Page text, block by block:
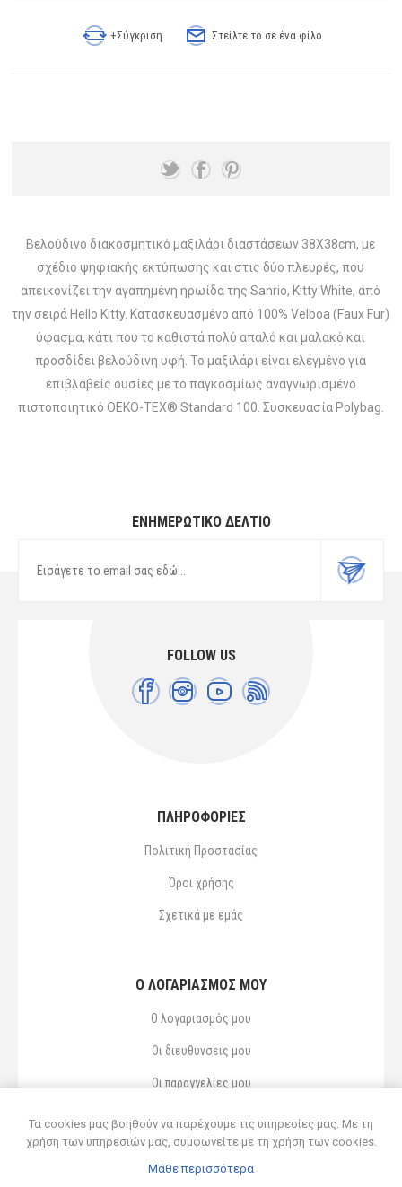
+Σύγκριση Στείλτε το σε ένα φίλο
Βελούδινο διακοσμητικό μαξιλάρι διαστάσεων 38X38cm, με
σχέδιο ψηφιακής εκτύπωσης και στις δύο πλευρές, που
απεικονίζει την αγαπημένη ηρωίδα της Sanrio, Kitty White, από
την σειρά Hello Kitty. Κατασκευασμένο από 100% Velboa (Faux Fur)
ύφασμα, κάτι που το καθιστά πολύ απαλό και μαλακό και
προσδίδει βελούδινη υφή. Το μαξιλάρι είναι ελεγμένο για
επιβλαβείς ουσίες με το παγκοσμίως αναγνωρισμένο
πιστοποιητικό OEKO-TEX® Standard 100. Συσκευασία Polybag.
ΕΝΗΜΕΡΩΤΙΚΌ ΔΕΛΤΊΟ
FOLLOW US
ΠΛΗΡΟΦΟΡΙΕΣ
Πολιτική Προστασίας
Όροι χρήσης
Σχετικά με εμάς
Ο ΛΟΓΑΡΙΑΣΜΌΣ ΜΟΥ
Ο λογαριασμός μου
Οι διευθύνσεις μου
Οι παραγγελίες μου
Τα cookies μας βοηθούν να παρέχουμε τις υπηρεσίες μας. Με τη
χρήση των υπηρεσιών μας, συμφωνείτε με τη χρήση των cookies.
Μάθε περισσότερα